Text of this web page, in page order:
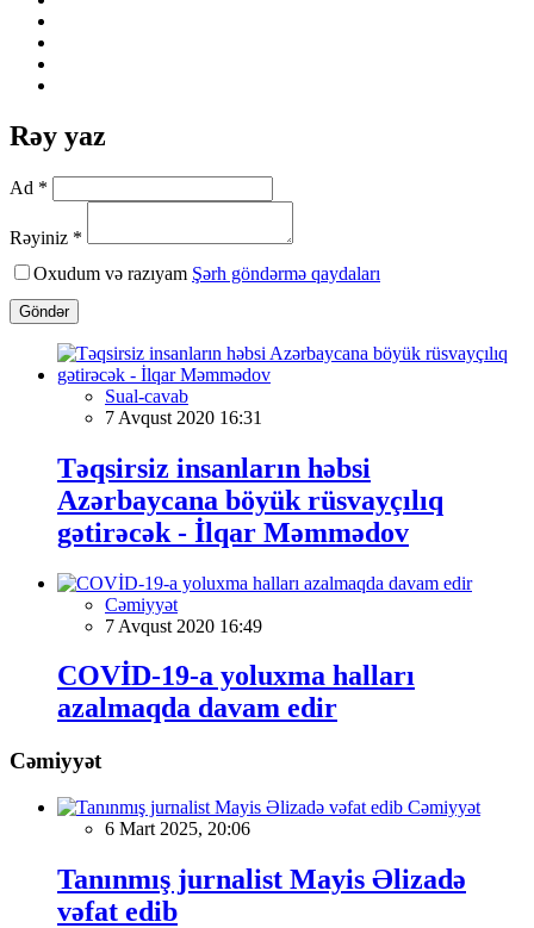
Rəy yaz
Ad *
Rəyiniz *
Oxudum və razıyam Şərh göndərmə qaydaları
Göndər
Sual-cavab
7 Avqust 2020 16:31
Təqsirsiz insanların həbsi
Azərbaycana böyük rüsvayçılıq
gətirəcək - İlqar Məmmədov
Cəmiyyət
7 Avqust 2020 16:49
COVİD-19-a yoluxma halları
azalmaqda davam edir
Cəmiyyət
Cəmiyyət
6 Mart 2025, 20:06
Tanınmış jurnalist Mayis Əlizadə
vəfat edib